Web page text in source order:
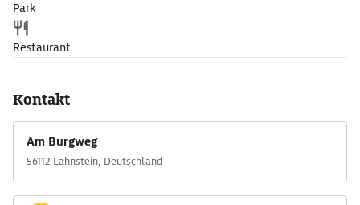
Park
Restaurant
Kontakt
Am Burgweg
56112 Lahnstein, Deutschland